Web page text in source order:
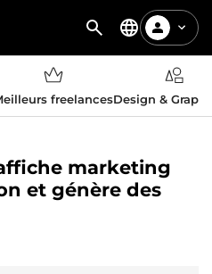
freelancesDesign &
marketing
et génère des